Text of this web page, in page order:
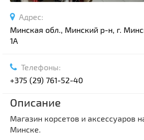
Адрес:
Минская обл., Минский р-н, г.
1А
Телефоны:
+375 (29) 761-52-40
Описание
Магазин корсетов и аксессуаров
Минске.